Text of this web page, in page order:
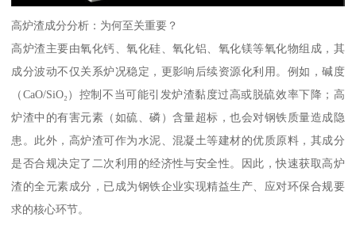
高炉渣成分分析：为何至关重要？
高炉渣主要由氧化钙、氧化硅、氧化铝、氧化镁等氧化物组成，其
成分波动不仅关系炉况稳定，更影响后续资源化利用。例如，碱度
（CaO/SiO₂）控制不当可能引发炉渣黏度过高或脱硫效率下降；高
炉渣中的有害元素（如硫、磷）含量超标，也会对钢铁质量造成隐
患。此外，高炉渣可作为水泥、混凝土等建材的优质原料，其成分
是否合规决定了二次利用的经济性与安全性。因此，快速获取高炉
渣的全元素成分，已成为钢铁企业实现精益生产、应对环保合规要
求的核心环节。